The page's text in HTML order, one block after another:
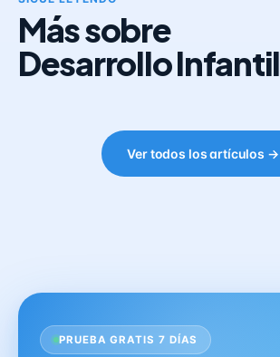
Más sobre
Desarrollo Infantil
Ver todos los artículos →
PRUEBA GRATIS 7 DÍAS